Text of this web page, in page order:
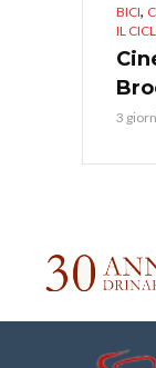
BICI,
IL
3